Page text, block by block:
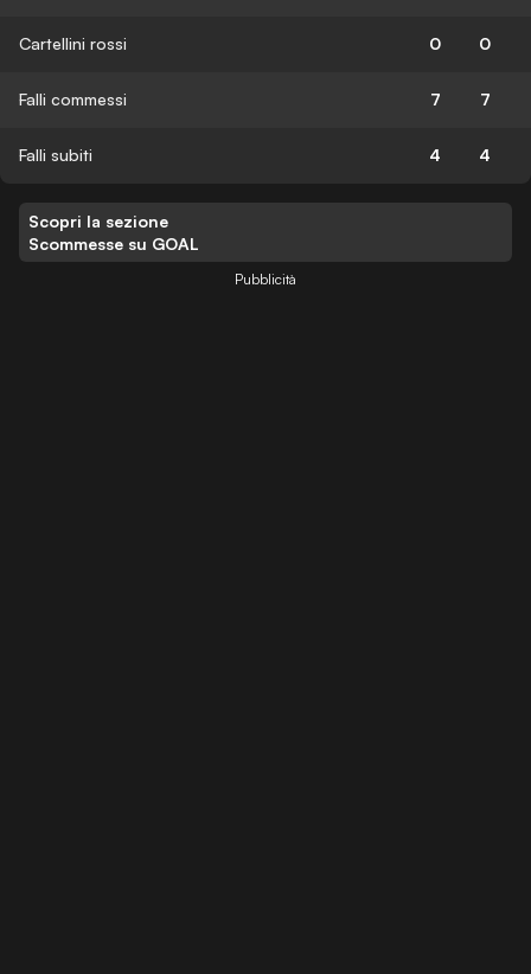
Cartellini rossi 0 0
Falli commessi 7 7
Falli subiti 4 4
Scopri la sezione
Scommesse su GOAL
Pubblicità